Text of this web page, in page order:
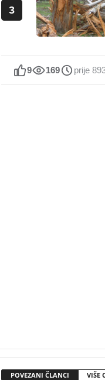
3
9 169 prije
POVEZANI ČLANCI VIŠE